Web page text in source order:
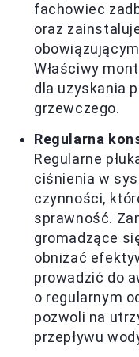
fachowiec
oraz
Właściwy
dla uzyskania
grzewczego.
Regularna
Regularne
ciśnienia w
czynności,
sprawność.
gromadzące
obniżać
prowadzić do
o regularnym
pozwoli na
przepływu